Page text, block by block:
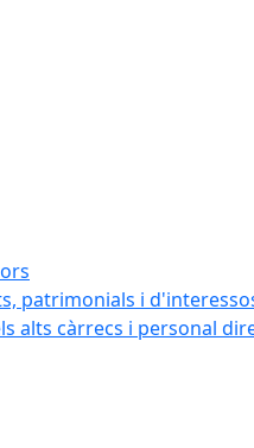
patrimonials i
alts càrrecs i personal